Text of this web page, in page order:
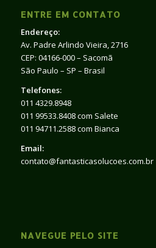
ENTRE EM CONTATO
Endereço:
Av. Padre Arlindo Vieira, 2716
CEP: 04166-000 – Sacomã
São Paulo – SP – Brasil
Telefones:
011 4329.8948
011 99533.8408 com Salete
011 94711.2588 com Bianca
Email:
contato@fantasticasolucoes.com.br
NAVEGUE PELO SITE